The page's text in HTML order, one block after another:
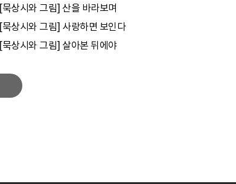
[묵상시와 그림] 산을 바라보며
[묵상시와 그림] 사랑하면 보인다
[묵상시와 그림] 살아본 뒤에야